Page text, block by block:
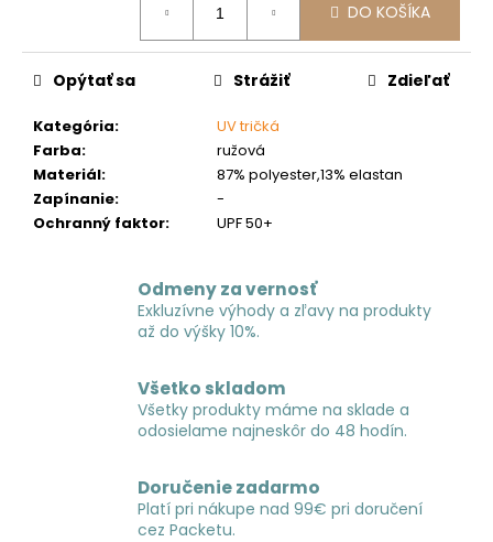
DO KOŠÍKA
Kategória:
UV tričká
Farba:
ružová
Materiál:
87% polyester,13% elastan
Zapínanie:
-
Ochranný faktor: UPF 50+
Opýtať sa Strážiť Zdieľať
Odmeny za vernosť
Exkluzívne výhody a zľavy na produkty
až do výšky 10%.
Všetko skladom
Všetky produkty máme na sklade a
odosielame najneskôr do 48 hodín.
Doručenie zadarmo
Platí pri nákupe nad 99€ pri doručení
cez Packetu.
e